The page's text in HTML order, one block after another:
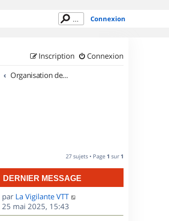
Connexion
Connexion
Inscription
Organisation de sorties en région Lorraine
27 sujets • Page 1 sur 1
DERNIER MESSAGE
D
e
r
par La Vigilante VTT
25 mai 2025, 15:43